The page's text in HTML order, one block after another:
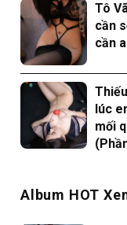
Tô
cần
cần
lúc
mối
Album HOT